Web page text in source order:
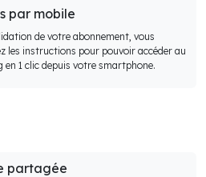
par mobile
de votre abonnement, vous
les instructions pour pouvoir accéder au
en 1 clic depuis votre smartphone.
partagée